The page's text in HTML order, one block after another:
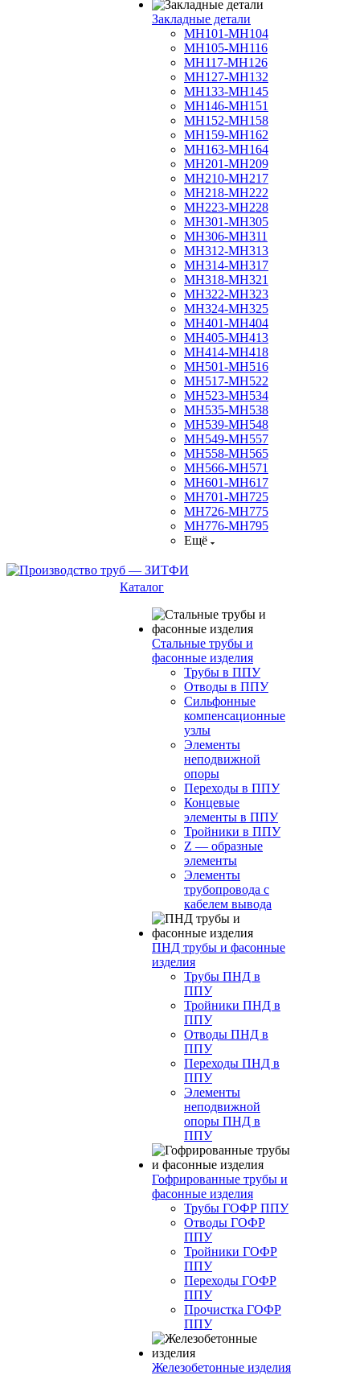
Закладные детали
МН101-МН104
МН105-МН116
МН117-МН126
МН127-МН132
МН133-МН145
МН146-МН151
МН152-МН158
МН159-МН162
МН163-МН164
МН201-МН209
МН210-МН217
МН218-МН222
МН223-МН228
МН301-МН305
МН306-МН311
МН312-МН313
МН314-МН317
МН318-МН321
МН322-МН323
МН324-МН325
МН401-МН404
МН405-МН413
МН414-МН418
МН501-МН516
МН517-МН522
МН523-МН534
МН535-МН538
МН539-МН548
МН549-МН557
МН558-МН565
МН566-МН571
МН601-МН617
МН701-МН725
МН726-МН775
МН776-МН795
Ещё
Каталог
Стальные трубы и
фасонные изделия
Трубы в ППУ
Отводы в ППУ
Сильфонные
компенсационные
узлы
Элементы
неподвижной
опоры
Переходы в ППУ
Концевые
элементы в ППУ
Тройники в ППУ
Z — образные
элементы
Элементы
трубопровода с
кабелем вывода
ПНД трубы и фасонные
изделия
Трубы ПНД в
ППУ
Тройники ПНД в
ППУ
Отводы ПНД в
ППУ
Переходы ПНД в
ППУ
Элементы
неподвижной
опоры ПНД в
ППУ
Гофрированные трубы и
фасонные изделия
Трубы ГОФР ППУ
Отводы ГОФР
ППУ
Тройники ГОФР
ППУ
Переходы ГОФР
ППУ
Прочистка ГОФР
ППУ
Железобетонные изделия